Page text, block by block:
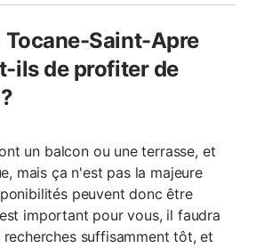
Tocane-Saint-Apre
ils de profiter de
un balcon ou une terrasse, et
mais ça n'est pas la majeure
peuvent donc être
important pour vous, il faudra
suffisamment tôt, et